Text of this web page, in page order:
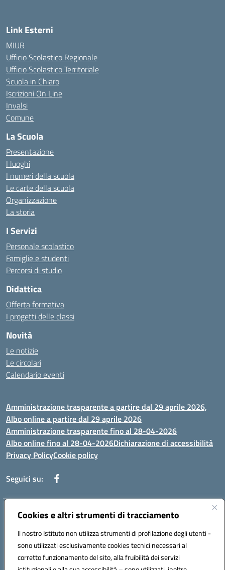
Cookies e altri strumenti di tracciamento
Il nostro Istituto non utilizza strumenti di profilazione degli utenti -
sono utilizzati esclusivamente cookies tecnici necessari al
corretto funzionamento del sito, alla fruibilità dei servizi
Link Esterni
MIUR
Ufficio Scolastico Regionale
Ufficio Scolastico Territoriale
Scuola in Chiaro
Iscrizioni On Line
Invalsi
Comune
La Scuola
Presentazione
I luoghi
I numeri della scuola
Le carte della scuola
Organizzazione
La storia
I Servizi
Personale scolastico
Famiglie e studenti
Percorsi di studio
Didattica
Offerta formativa
I progetti delle classi
Novità
Le notizie
Le circolari
Calendario eventi
Amministrazione trasparente a partire dal 29 aprile 2026,
Albo online a partire dal 29 aprile 2026
Amministrazione trasparente fino al 28-04-2026
Albo online fino al 28-04-2026Dichiarazione di accessibilità
Privacy PolicyCookie policy
Seguici su:
Indirizzo:Via Selicato, 1 71122 FOGGIA (FG)
Posta elettronica certificata (PEC):fgee01200c@pec.istruzione.it
Codice fiscale: 80005820719
Codice meccanografico: FGEE01200C